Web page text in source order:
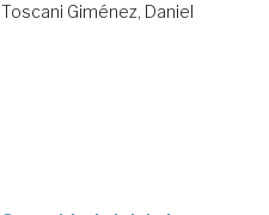
Toscani Giménez, Daniel